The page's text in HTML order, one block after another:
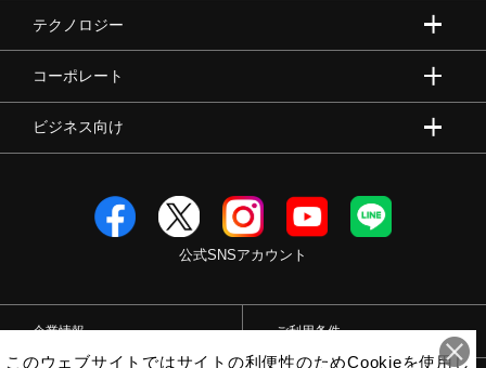
テクノロジー
コーポレート
ビジネス向け
公式SNSアカウント
企業情報 ご利用条件
このウェブサイトではサイトの利便性のためCookieを使用し